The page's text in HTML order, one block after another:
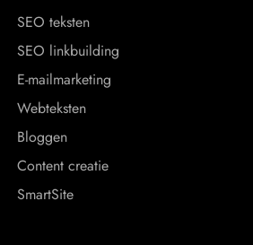
SEO teksten
SEO linkbuilding
E-mailmarketing
Webteksten
Bloggen
Content creatie
SmartSite